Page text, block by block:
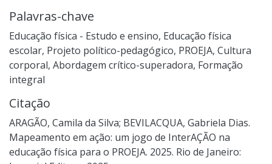
Palavras-chave
Educação física - Estudo e ensino, Educação física
escolar, Projeto político-pedagógico, PROEJA, Cultura
corporal, Abordagem crítico-superadora, Formação
integral
Citação
ARAGÃO, Camila da Silva; BEVILACQUA, Gabriela Dias.
Mapeamento em ação: um jogo de InterAÇÃO na
educação física para o PROEJA. 2025. Rio de Janeiro: